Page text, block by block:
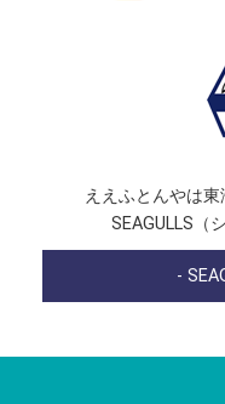
ええふとんやは
SEAGULLS（
-